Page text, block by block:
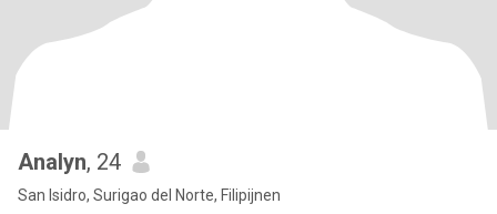
Analyn, 24
San Isidro, Surigao del Norte, Filipijnen